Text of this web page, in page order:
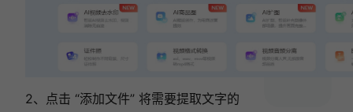
2、点击 “添加文件” 将需要提取文字的
水
印
软